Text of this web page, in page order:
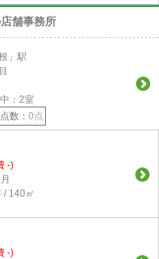
舗事務所
」駅
： 2室
数： 0点
-)
/ 140㎡
-)